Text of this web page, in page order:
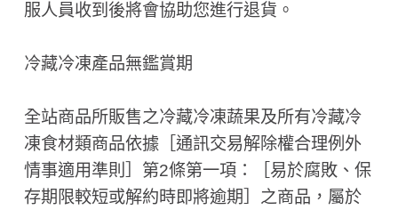
服人員收到後將會協助您進行退貨。
冷藏冷凍產品無鑑賞期
全站商品所販售之冷藏冷凍蔬果及所有冷藏冷
凍食材類商品依據［通訊交易解除權合理例外
情事適用準則］第2條第一項：［易於腐敗、保
存期限較短或解約時即將逾期］之商品，屬於